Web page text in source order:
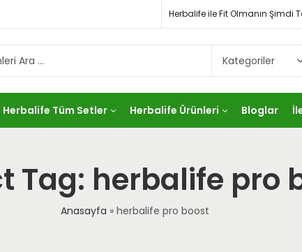
Herbalife ile Fit Olmanın Şimdi
Herbalife Tüm Setler Herbalife Ürünleri Bloglar
Tag: herbalife pro
Anasayfa » herbalife pro boost